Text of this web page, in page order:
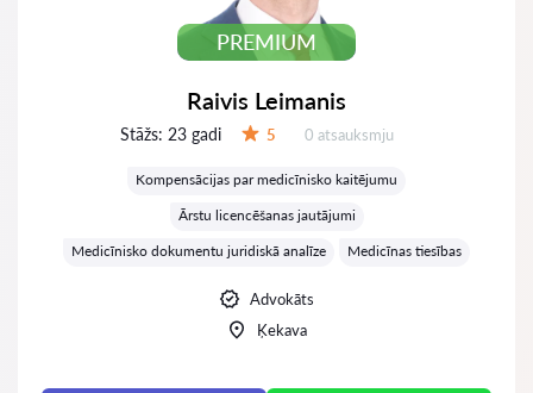
PREMIUM
Raivis Leimanis
Stāžs: 23 gadi 5 Atsauksmes:
0 atsauksmju
Kompensācijas par medicīnisko kaitējumu
Ārstu licencēšanas jautājumi
Medicīnisko dokumentu juridiskā analīze
Medicīnas tiesības
Advokāts
Ķekava